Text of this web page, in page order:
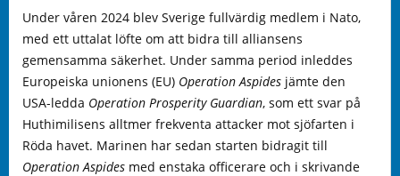
Under våren 2024 blev Sverige fullvärdig medlem i Nato,
med ett uttalat löfte om att bidra till alliansens
gemensamma säkerhet. Under samma period inleddes
Europeiska unionens (EU) Operation Aspides jämte den
USA-ledda Operation Prosperity Guardian, som ett svar på
Huthimilisens alltmer frekventa attacker mot sjöfarten i
Röda havet. Marinen har sedan starten bidragit till
Operation Aspides med enstaka officerare och i skrivande